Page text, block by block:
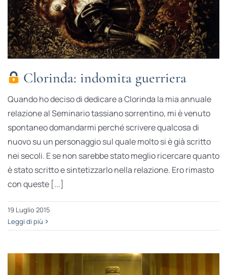
Clorinda: indomita guerriera
Quando ho deciso di dedicare a Clorinda la mia annuale
relazione al Seminario tassiano sorrentino, mi è venuto
spontaneo domandarmi perché scrivere qualcosa di
nuovo su un personaggio sul quale molto si è già scritto
nei secoli. E se non sarebbe stato meglio ricercare quanto
è stato scritto e sintetizzarlo nella relazione. Ero rimasto
con queste [...]
19 Luglio 2015
Leggi di più